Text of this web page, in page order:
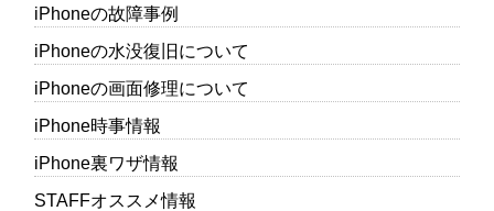
iPhoneの故障事例
iPhoneの水没復旧について
iPhoneの画面修理について
iPhone時事情報
iPhone裏ワザ情報
STAFFオススメ情報